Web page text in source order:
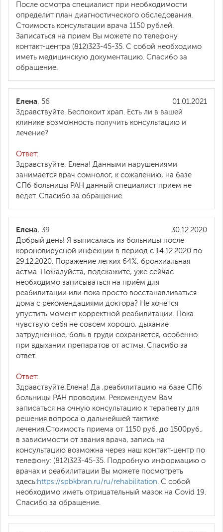
После осмотра специалист при необходимости
определит план диагностического обследования.
Стоимость консультации врача 1150 рублей.
Записаться на прием Вы можете по телефону
контакт-центра (812)323-45-35. С собой необходимо
иметь медицинскую документацию. Спасибо за
обращение.
01.01.2021
Елена, 56
Здравствуйте. Беспокоит храп. Есть ли в вашей
клинике возможность получить консультацию и
лечение?
Ответ:
Здравствуйте, Елена! Данными нарушениями
занимается врач сомнолог, к сожалению, на базе
СПб больницы РАН данный специалист прием не
ведет. Спасибо за обращение.
30.12.2020
Елена, 39
Добрый день! Я выписалась из больницы после
короновирусной инфекции в период с 14.12.2020 по
29.12.2020. Поражение легких 64%, бронхиальная
астма. Пожалуйста, подскажите, уже сейчас
необходимо записываться на приём для
реабилитации или пока просто восстанавливаться
дома с рекомендациями доктора? Не хочется
упустить момент корректной реабилитации. Пока
чувствую себя не совсем хорошо, дыхание
затрудненное, боль в груди сохраняется, особенно
при вдыхании препаратов от астмы. Спасибо за
ответ.
Ответ:
Здравствуйте,Елена! Да ,реабилитацию на базе СПб
больницы РАН проводим. Рекомендуем Вам
записаться на очную консультацию к терапевту для
решения вопроса о дальнейшей тактике
лечения.Стоимость приема от 1150 руб. до 1500руб.,
в зависимости от звания врача, запись на
консультацию возможна через наш контакт-центр по
телефону: (812)323-45-35. Подробную информацию о
врачах и реабилитации Вы можете посмотреть
здесь:https://spbkbran.ru/ru/rehabilitation . С собой
необходимо иметь отрицательный мазок на Covid 19.
Спасибо за обращение.